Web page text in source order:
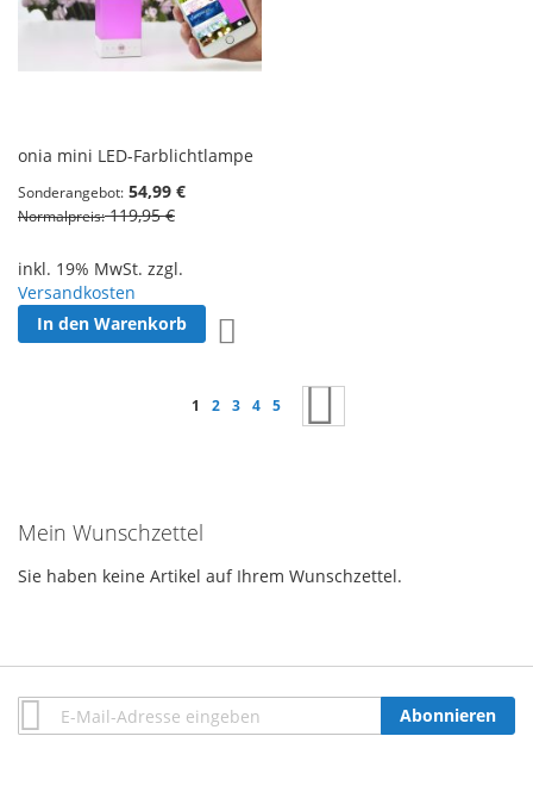
onia mini LED-Farblichtlampe
Sonderangebot 54,99 €
Normalpreis 119,95 €
inkl. 19% MwSt. zzgl.
Versandkosten
In den Warenkorb
Seite
Sie lesen gerade Seite
1 Seite
2 Seite
3 Seite
4 Seite
5
Mein Wunschzettel
Sie haben keine Artikel auf Ihrem Wunschzettel.
Anmeldung
zum
Abonnieren